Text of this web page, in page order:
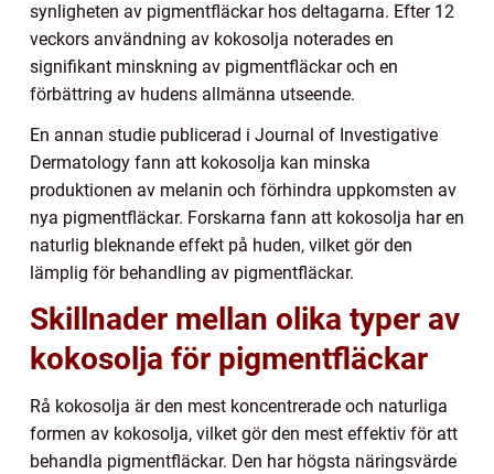
synligheten av pigmentfläckar hos deltagarna. Efter 12
veckors användning av kokosolja noterades en
signifikant minskning av pigmentfläckar och en
förbättring av hudens allmänna utseende.
En annan studie publicerad i Journal of Investigative
Dermatology fann att kokosolja kan minska
produktionen av melanin och förhindra uppkomsten av
nya pigmentfläckar. Forskarna fann att kokosolja har en
naturlig bleknande effekt på huden, vilket gör den
lämplig för behandling av pigmentfläckar.
Skillnader mellan olika typer av
kokosolja för pigmentfläckar
Rå kokosolja är den mest koncentrerade och naturliga
formen av kokosolja, vilket gör den mest effektiv för att
behandla pigmentfläckar. Den har högsta näringsvärde